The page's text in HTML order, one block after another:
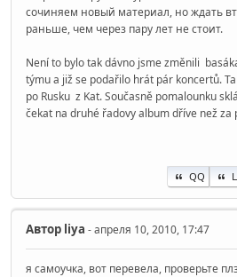
сочиняем новый материал, но ждать
раньше, чем через пару лет не стоит.
Není to bylo tak dávno jsme změnili
týmu a již se podařilo hrát pár koncertů.
po Rusku z Kat. Současně pomalounku
čekat na druhé řadovy album dříve než za
QQ
Автор liya - апреля 10, 2010, 17:47
я самоучка, вот перевела, проверьте